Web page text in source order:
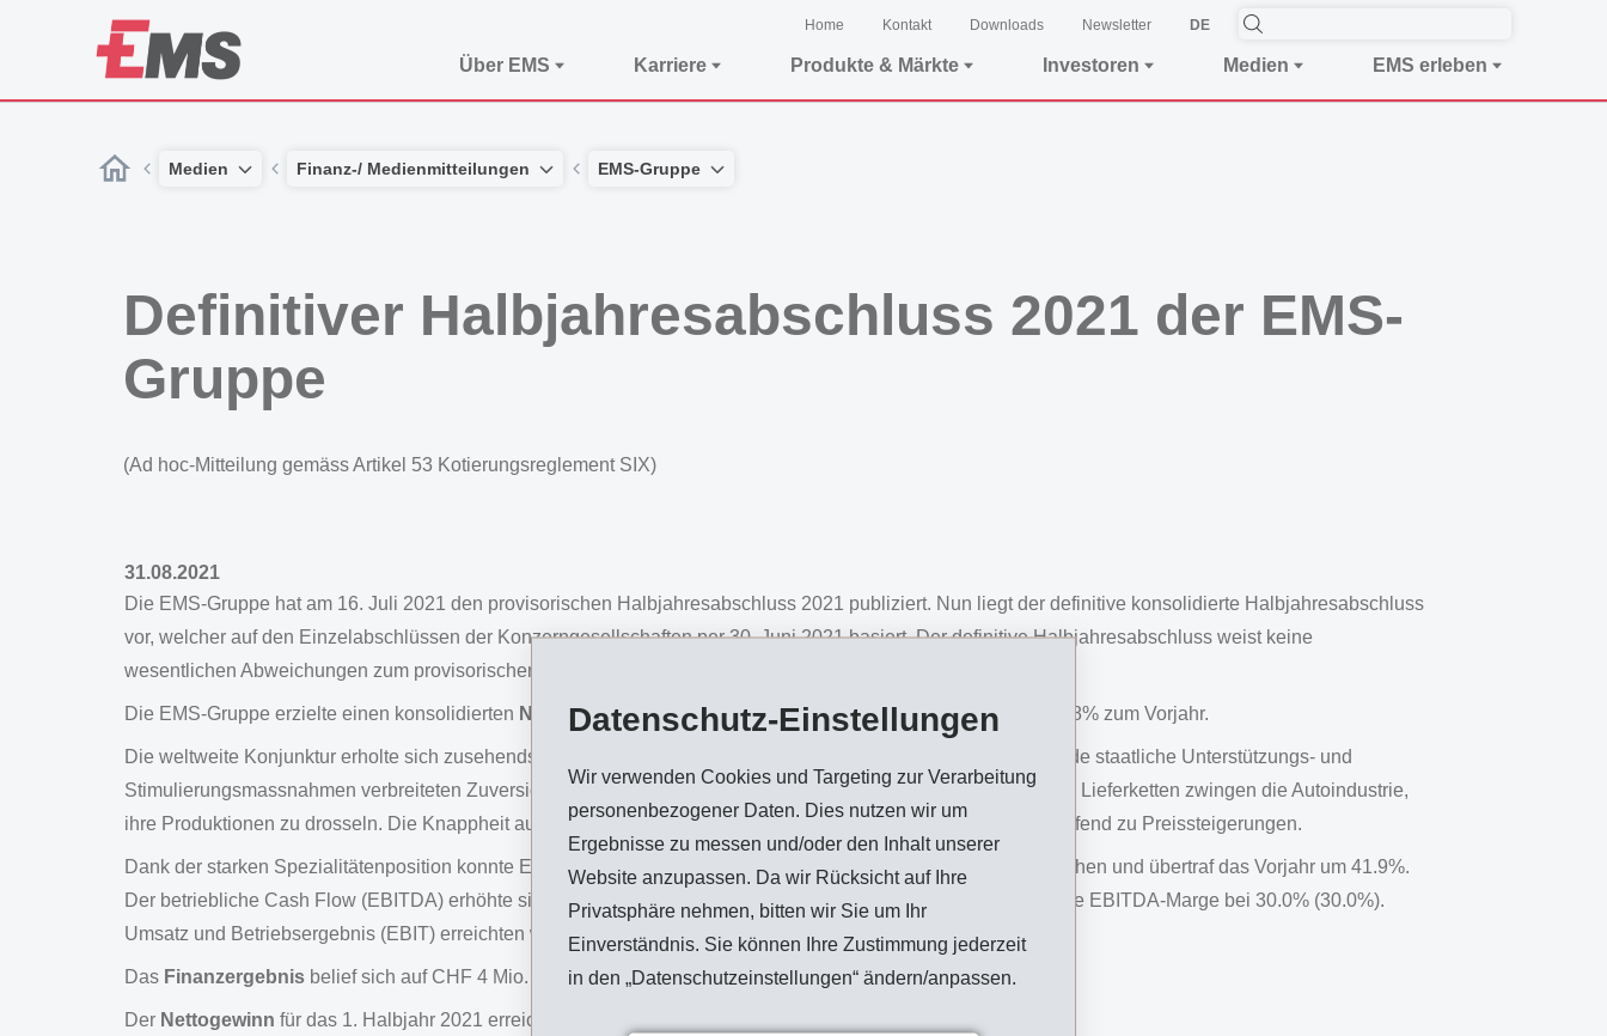
Datenschutz-Einstellungen
Wir verwenden Cookies und Targeting zur Verarbeitung
personenbezogener Daten. Dies nutzen wir um
Ergebnisse zu messen und/oder den Inhalt unserer
Website anzupassen. Da wir Rücksicht auf Ihre
Privatsphäre nehmen, bitten wir Sie um Ihr
Einverständnis. Sie können Ihre Zustimmung jederzeit
in den „Datenschutzeinstellungen“ ändern/anpassen.
Home Kontakt Downloads Newsletter DE
Über EMS Karriere Produkte & Märkte Investoren Medien EMS erleben
Medien Finanz-/ Medienmitteilungen EMS-Gruppe
Definitiver Halbjahresabschluss 2021 der EMS-
Gruppe
(Ad hoc-Mitteilung gemäss Artikel 53 Kotierungsreglement SIX)
31.08.2021
Die EMS-Gruppe hat am 16. Juli 2021 den provisorischen Halbjahresabschluss 2021 publiziert. Nun liegt der definitive konsolidierte Halbjahresabschluss
vor, welcher auf den Einzelabschlüssen der Konzerngesellschaften per 30. Juni 2021 basiert. Der definitive Halbjahresabschluss weist keine
wesentlichen Abweichungen zum provisorischen Abschluss auf.
Die EMS-Gruppe erzielte einen konsolidierten Nettoumsatzvon CHF 1'166 Mio. (845) und erhöhte diesen um 38% zum Vorjahr.
Die weltweite Konjunktur erholte sich zusehends, was sich auf die Verkaufsmengen positiv auswirkte. Bedeutende staatliche Unterstützungs- und
Stimulierungsmassnahmen verbreiteten Zuversicht und unterstützten den Konsum. Versorgungsengpässe in den Lieferketten zwingen die Autoindustrie,
ihre Produktionen zu drosseln. Die Knappheit auf den Rohstoffmärkten und bei den Logistikleistungen führen laufend zu Preissteigerungen.
Dank der starken Spezialitätenposition konnte EMS ein Betriebsergebnis (EBIT)
von CHF 322 Mio. (227) erreichen und übertraf das Vorjahr um 41.9%.
Der betriebliche Cash Flow (EBITDA) erhöhte sich auf CHF 350 Mio. Die EBIT-Marge liegt bei 27.6% (26.8%), die EBITDA-Marge bei 30.0% (30.0%).
Umsatz und Betriebsergebnis (EBIT) erreichten währungsbereinigt neue Höchstwerte.
Das Finanzergebnis belief sich auf CHF 4 Mio. (-2).
Der Nettogewinn für das 1. Halbjahr 2021 erreichte CHF 281 Mio. (192).